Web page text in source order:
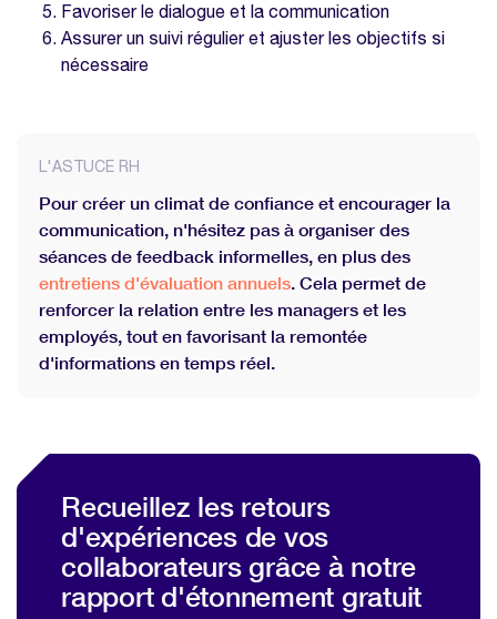
Favoriser le dialogue et la communication
Assurer un suivi régulier et ajuster les objectifs si
nécessaire
L'ASTUCE RH
Pour créer un climat de confiance et encourager la
communication, n'hésitez pas à organiser des
séances de feedback informelles, en plus des
entretiens d'évaluation annuels. Cela permet de
renforcer la relation entre les managers et les
employés, tout en favorisant la remontée
d'informations en temps réel.
Recueillez les retours
d'expériences de vos
collaborateurs grâce à notre
rapport d'étonnement gratuit